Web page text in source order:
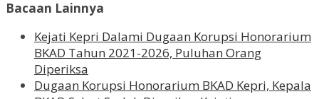
Bacaan Lainnya
Kejati Kepri Dalami Dugaan Korupsi Honorarium
BKAD Tahun 2021-2026, Puluhan Orang
Diperiksa
Dugaan Korupsi Honorarium BKAD Kepri, Kepala